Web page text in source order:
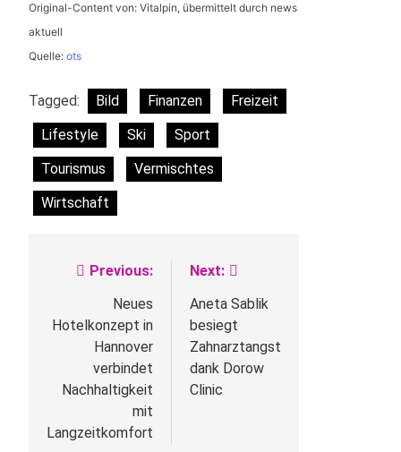
Original-Content von: Vitalpin, übermittelt durch news
aktuell
Quelle: ots
Tagged: Bild Finanzen
Freizeit
Lifestyle
Ski
Sport
Tourismus
Vermischtes
Wirtschaft
Beitragsnavigation
Previous:
Neues
Hotelkonzept in
Hannover
verbindet
Nachhaltigkeit
mit
Langzeitkomfort
Next:
Aneta Sablik
besiegt
Zahnarztangst
dank Dorow
Clinic